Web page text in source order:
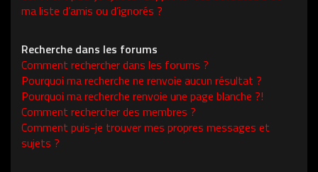
ma liste d’amis ou d’ignorés ?
Recherche dans les forums
Comment rechercher dans les forums ?
Pourquoi ma recherche ne renvoie aucun résultat ?
Pourquoi ma recherche renvoie une page blanche ?!
Comment rechercher des membres ?
Comment puis-je trouver mes propres messages et
sujets ?